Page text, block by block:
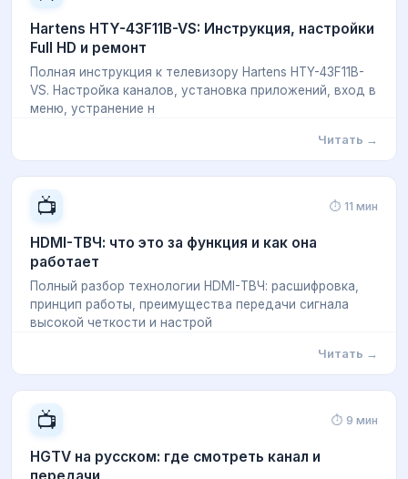
Hartens HTY-43F11B-VS: Инструкция, настройки
Full HD и ремонт
Полная инструкция к телевизору Hartens HTY-43F11B-
VS. Настройка каналов, установка приложений, вход в
меню, устранение н
Читать →
📺 ⏱ 11 мин
HDMI-ТВЧ: что это за функция и как она
работает
Полный разбор технологии HDMI-ТВЧ: расшифровка,
принцип работы, преимущества передачи сигнала
высокой четкости и настрой
Читать →
📺 ⏱ 9 мин
HGTV на русском: где смотреть канал и